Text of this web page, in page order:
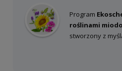
Program
roślinami
stworzony z
bezpiecznych